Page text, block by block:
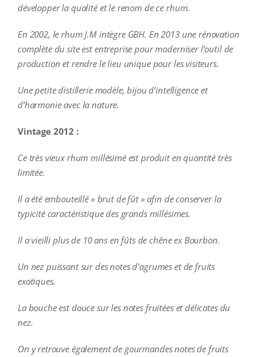
développer la qualité et le renom de ce rhum.
En 2002, le rhum J.M intègre GBH. En 2013 une rénovation
complète du site est entreprise pour moderniser l’outil de
production et rendre le lieu unique pour les visiteurs.
Une petite distillerie modèle, bijou d’intelligence et
d’harmonie avec la nature.
Vintage 2012 :
Ce très vieux rhum millésimé est produit en quantité très
limitée.
Il a été embouteillé « brut de fût » afin de conserver la
typicité caractéristique des grands millésimes.
Il a vieilli plus de 10 ans en fûts de chêne ex Bourbon.
Un nez puissant sur des notes d’agrumes et de fruits
exotiques.
La bouche est douce sur les notes fruitées et délicates du
nez.
On y retrouve également de gourmandes notes de fruits